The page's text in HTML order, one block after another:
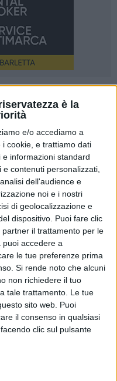
è la
e/o accediamo a
cookie, e trattiamo dati
informazioni standard
contenuti personalizzati,
dell'audience e
noi e i nostri
di geolocalizzazione e
dispositivo. Puoi fare clic
il trattamento per le
accedere a
le tue preferenze prima
Si rende noto che alcuni
non richiedere il tuo
tale trattamento. Le tue
sito web. Puoi
il consenso in qualsiasi
clic sul pulsante
IDA VINELLA
i giovani alunni
nel segno dell'arte e
di studenti
e quinte e della scuola
secondaria di primo
e dal dirigente
hanno incontrato il
nella sala di Palazzo di
mostrare al primo
: ritratti, scene naturali,
tela del nostro castello.